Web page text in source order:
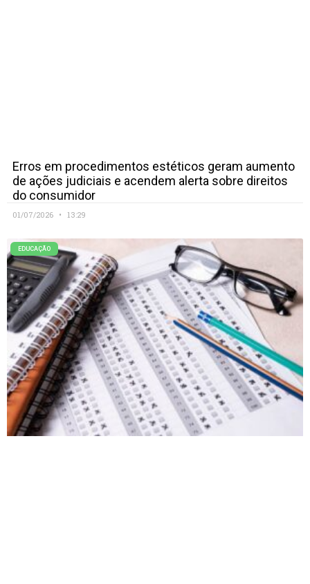
Erros em procedimentos estéticos geram aumento
de ações judiciais e acendem alerta sobre direitos
do consumidor
01/07/2026 13:29
EDUCAÇÃO